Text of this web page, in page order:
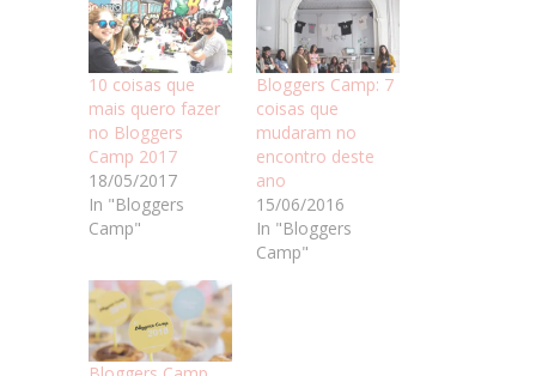
10 coisas que
mais quero fazer
no Bloggers
Camp 2017
18/05/2017
In "Bloggers
Camp"
Bloggers Camp: 7
coisas que
mudaram no
encontro deste
ano
15/06/2016
In "Bloggers
Camp"